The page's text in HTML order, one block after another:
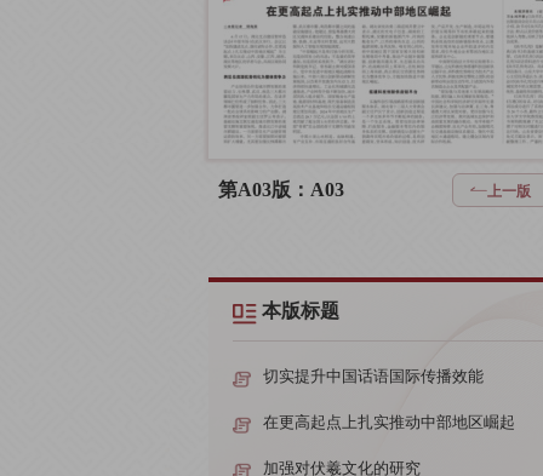
第A03版：A03 上一版
本版标题
切实提升中国话语国际传播效能
在更高起点上扎实推动中部地区崛起
加强对伏羲文化的研究